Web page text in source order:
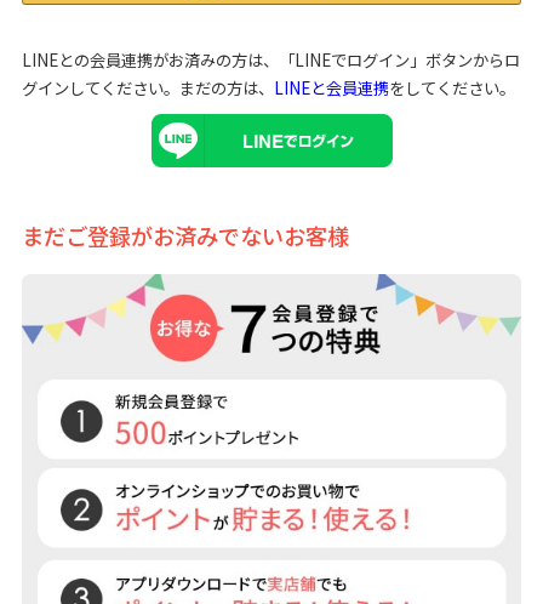
LINEとの会員連携がお済みの方は、「LINEでログイン」ボタンからロ
グインしてください。まだの方は、 LINEと会員連携をしてください。
まだご登録がお済みでないお客様